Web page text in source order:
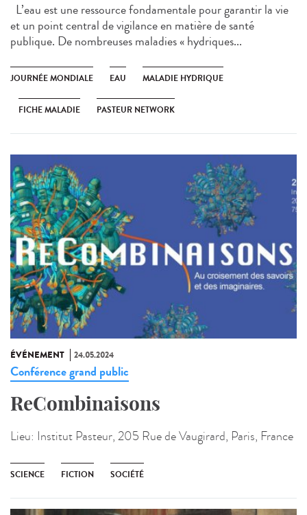
L’eau est une ressource fondamentale pour garantir la vie
et un point central de vigilance en matière de santé
publique. De nombreuses maladies « hydriques...
JOURNÉE MONDIALE EAU MALADIE HYDRIQUE
FICHE MALADIE PASTEUR NETWORK
ÉVÉNEMENT 24.05.2024
Conférence grand public
ReCombinaisons
Lieu: Institut Pasteur, 205 Rue de Vaugirard, Paris, France
SCIENCE FICTION SOCIÉTÉ